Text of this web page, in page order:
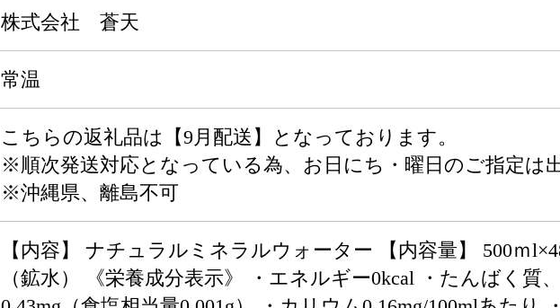
株式会社 蒼天
常温
こちらの返礼品は【9月配送】となっております。
※順次発送対応となっている為、お日にち・曜日のご指定は
※沖縄県、離島不可
【内容】 ナチュラルミネラルウォーター 【内容量】 500ｍ
（鉱水） 《栄養成分表示》 ・エネルギー0kcal ・たんばく